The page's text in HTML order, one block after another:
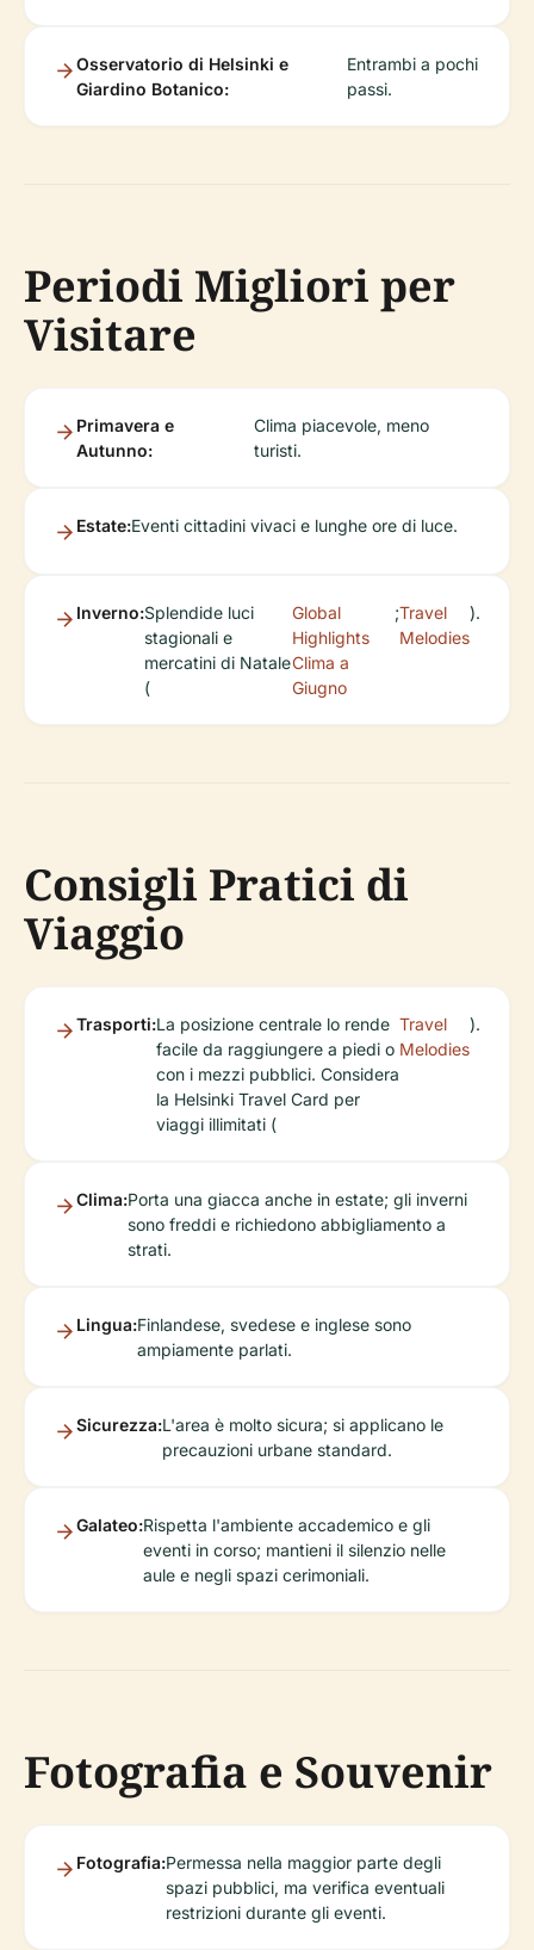
Osservatorio di Helsinki e
Giardino Botanico:
Entrambi a pochi
passi.
Periodi Migliori per
Visitare
Primavera e
Autunno:
Clima piacevole, meno
turisti.
Estate:Eventi cittadini vivaci e lunghe ore di luce.
Inverno:Splendide luci
stagionali e
mercatini di Natale
(
Global
Highlights
Clima a
Giugno
;Travel
Melodies
).
Consigli Pratici di
Viaggio
Trasporti:La posizione centrale lo rende
facile da raggiungere a piedi o
con i mezzi pubblici. Considera
la Helsinki Travel Card per
viaggi illimitati (
Travel
Melodies
).
Clima:Porta una giacca anche in estate; gli inverni
sono freddi e richiedono abbigliamento a
strati.
Lingua:Finlandese, svedese e inglese sono
ampiamente parlati.
Sicurezza:L'area è molto sicura; si applicano le
precauzioni urbane standard.
Galateo:Rispetta l'ambiente accademico e gli
eventi in corso; mantieni il silenzio nelle
aule e negli spazi cerimoniali.
Fotografia e Souvenir
Fotografia:Permessa nella maggior parte degli
spazi pubblici, ma verifica eventuali
restrizioni durante gli eventi.